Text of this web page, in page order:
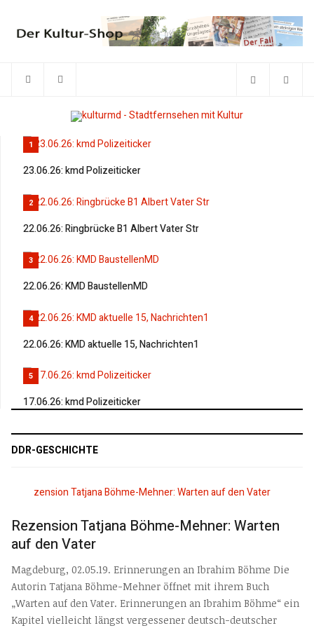
1
23.06.26: kmd Polizeiticker
2
22.06.26: Ringbrücke B1 Albert Vater Str
3
22.06.26: KMD BaustellenMD
4
22.06.26: KMD aktuelle 15, Nachrichten1
5
17.06.26: kmd Polizeiticker
DDR-GESCHICHTE
Rezension Tatjana Böhme-Mehner: Warten
auf den Vater
Magdeburg, 02.05.19. Erinnerungen an Ibrahim Böhme Die
Autorin Tatjana Böhme-Mehner öffnet mit ihrem Buch
„Warten auf den Vater. Erinnerungen an Ibrahim Böhme“ ein
Kapitel vielleicht längst vergessener deutsch-deutscher